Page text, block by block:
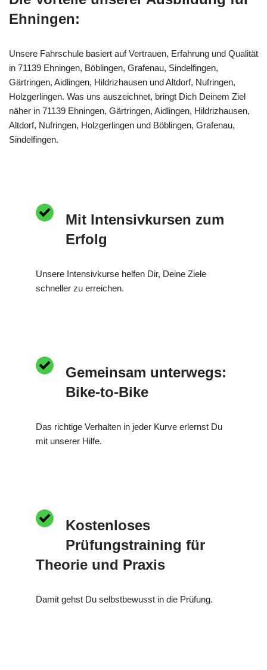
Ehningen:
Unsere Fahrschule basiert auf Vertrauen, Erfahrung und Qualität
in 71139 Ehningen, Böblingen, Grafenau, Sindelfingen,
Gärtringen, Aidlingen, Hildrizhausen und Altdorf, Nufringen,
Holzgerlingen. Was uns auszeichnet, bringt Dich Deinem Ziel
näher in 71139 Ehningen, Gärtringen, Aidlingen, Hildrizhausen,
Altdorf, Nufringen, Holzgerlingen und Böblingen, Grafenau,
Sindelfingen.
Mit Intensivkursen zum
Erfolg
Unsere Intensivkurse helfen Dir, Deine Ziele
schneller zu erreichen.
Gemeinsam unterwegs:
Bike-to-Bike
Das richtige Verhalten in jeder Kurve erlernst Du
mit unserer Hilfe.
Kostenloses
Prüfungstraining für
Theorie und Praxis
Damit gehst Du selbstbewusst in die Prüfung.